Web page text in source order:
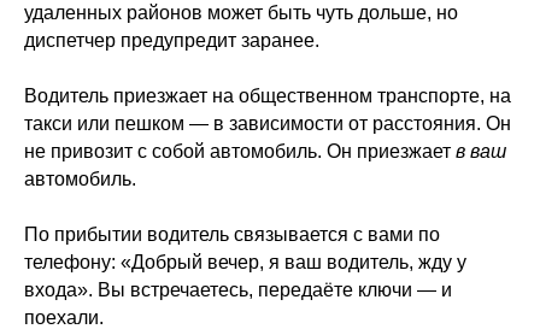
удаленных районов может быть чуть дольше, но
диспетчер предупредит заранее.
Водитель приезжает на общественном транспорте, на
такси или пешком — в зависимости от расстояния. Он
не привозит с собой автомобиль. Он приезжает в ваш
автомобиль.
По прибытии водитель связывается с вами по
телефону: «Добрый вечер, я ваш водитель, жду у
входа». Вы встречаетесь, передаёте ключи — и
поехали.